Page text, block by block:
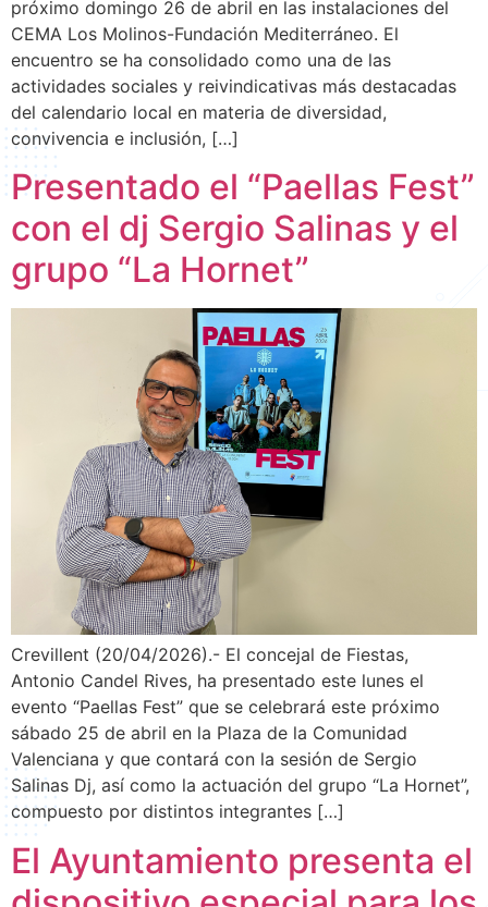
próximo domingo 26 de abril en las instalaciones del
CEMA Los Molinos-Fundación Mediterráneo. El
encuentro se ha consolidado como una de las
actividades sociales y reivindicativas más destacadas
del calendario local en materia de diversidad,
convivencia e inclusión, […]
Presentado el “Paellas Fest”
con el dj Sergio Salinas y el
grupo “La Hornet”
Crevillent (20/04/2026).- El concejal de Fiestas,
Antonio Candel Rives, ha presentado este lunes el
evento “Paellas Fest” que se celebrará este próximo
sábado 25 de abril en la Plaza de la Comunidad
Valenciana y que contará con la sesión de Sergio
Salinas Dj, así como la actuación del grupo “La Hornet”,
compuesto por distintos integrantes […]
El Ayuntamiento presenta el